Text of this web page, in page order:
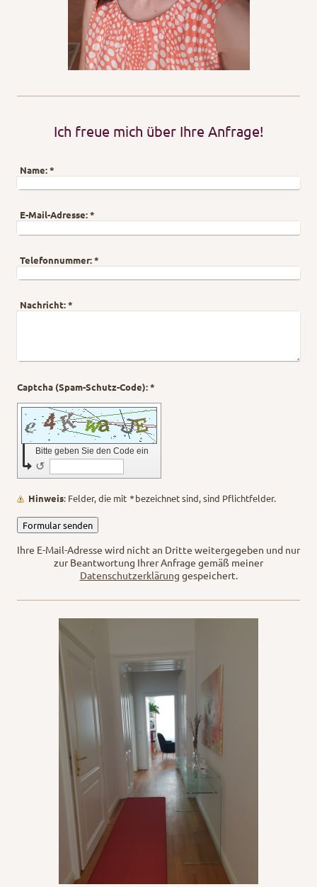
Ich freue mich über Ihre Anfrage!
Name:*
E-Mail-Adresse:*
Telefonnummer:*
Nachricht:*
Captcha (Spam-Schutz-Code): *
Bitte geben Sie den Code ein
↺
Hinweis : Felder, die mit *bezeichnet sind, sind Pflichtfelder.
Ihre E-Mail-Adresse wird nicht an Dritte weitergegeben und nur
zur Beantwortung Ihrer Anfrage gemäß meiner
Datenschutzerklärung gespeichert.